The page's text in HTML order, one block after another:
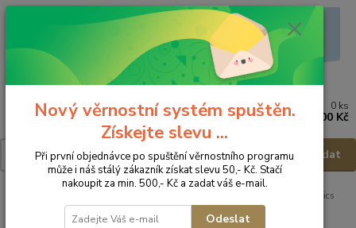
Menu
Hledat
0 ks
0,00 Kč
Biomecanics
Letní obuv 262111-A711 - vel.23
Nový věrnostní systém spuštěn.
Získejte slevu ...
Při první objednávce po spuštění věrnostního programu
může i náš stálý zákazník získat slevu 50,- Kč. Stačí
nakoupit za min. 500,- Kč a zadat váš e-mail.
Odeslat